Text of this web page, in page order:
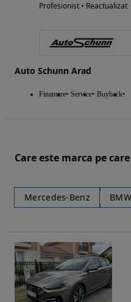
Profesionist • Reactualizat
Auto Schunn Arad
Finantare Service Buyback
Care este marca pe
Mercedes-Benz BMW